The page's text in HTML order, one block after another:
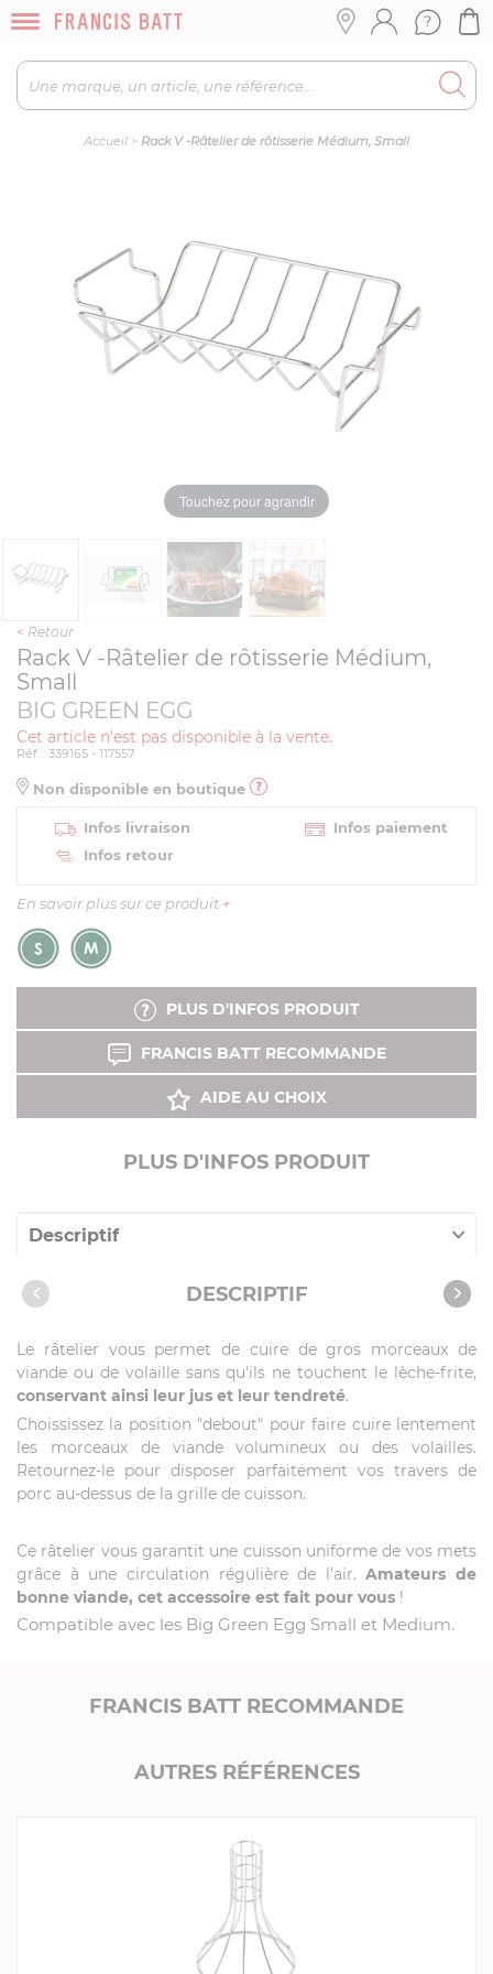
Accueil > Rack V -Râtelier de rôtisserie Médium, Small
Touchez pour agrandir
< Retour
Rack V -Râtelier de rôtisserie Médium,
Small
BIG GREEN EGG
Cet article n'est pas disponible à la vente.
Réf. : 339165 - 117557
Non disponible en boutique
Infos livraison
Infos paiement
Infos retour
En savoir plus sur ce produit +
PLUS D'INFOS PRODUIT
FRANCIS BATT RECOMMANDE
AIDE AU CHOIX
PLUS D'INFOS PRODUIT
Descriptif
Caractéristiques
DESCRIPTIF
Le râtelier vous permet de cuire de gros morceaux de
viande ou de volaille sans qu'ils ne touchent le lèche-frite,
conservant ainsi leur jus et leur tendreté.
Choississez la position "debout" pour faire cuire lentement
les morceaux de viande volumineux ou des volailles.
Retournez-le pour disposer parfaitement vos travers de
porc au-dessus de la grille de cuisson.
Ce râtelier vous garantit une cuisson uniforme de vos mets
grâce à une circulation régulière de l'air.Amateurs de
bonne viande, cet accessoire est fait pour vous !
Compatible avec les Big Green Egg Small et Medium.
FRANCIS BATT RECOMMANDE
AUTRES RÉFÉRENCES